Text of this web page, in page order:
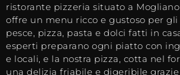
ristorante pizzeria situato a Mogliano
offre un menu ricco e gustoso per
pesce, pizza, pasta e dolci fatti in
esperti preparano ogni piatto con
e locali, e la nostra pizza, cotta nel
una delizia friabile e digeribile